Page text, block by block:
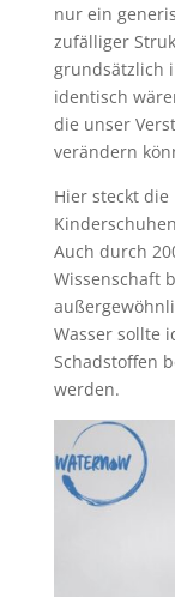
nur ein
zufälliger
grundsätzlich
identisch
die unser
verändern
Hier steckt
Auch durch
Wissenschaft
Wasser sollte
Schadstoffen
werden.